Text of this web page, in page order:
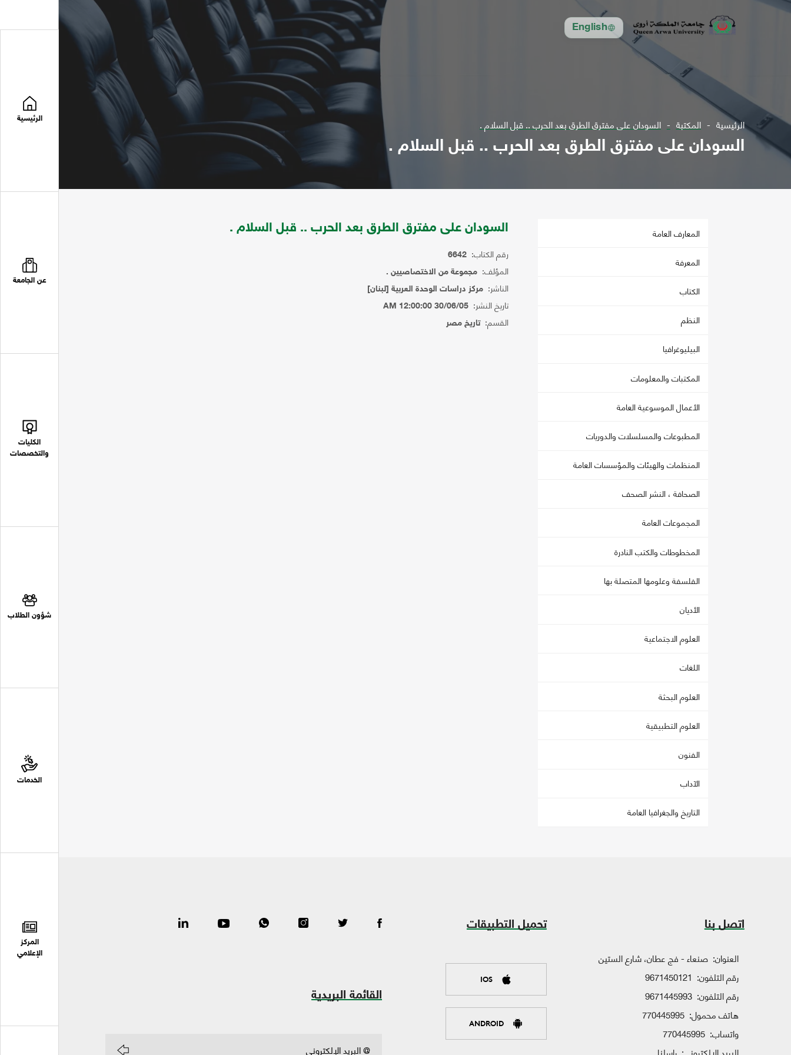
English
الرئيسية
عن الجامعة
الكليات
والتخصصات
شؤون الطلاب
الخدمات
المركز
الإعلامي
الرئيسية المكتبة السودان على مفترق الطرق بعد الحرب .. قبل السلام .
السودان على مفترق الطرق بعد الحرب .. قبل السلام .
المعارف العامة
المعرفة
الكتاب
النظم
البيليوغرافيا
المكتبات والمعلومات
الأعمال الموسوعية العامة
المطبوعات والمسلسلات والدوريات
المنظمات والهيئات والمؤسسات العامة
الصحافة ، النشر الصحف
المجموعات العامة
المخطوطات والكتب النادرة
الفلسفة وعلومها المتصلة بها
الأديان
العلوم الاجتماعية
اللغات
العلوم البحثة
العلوم التطبيقية
الفنون
الآداب
التاريخ والجغرافيا العامة
السودان على مفترق الطرق بعد الحرب .. قبل السلام .
رقم الكتاب: 6642
المؤلف: مجموعة من الاختصاصيين .
الناشر: مركز دراسات الوحدة العربية [لبنان]
تاريخ النشر: 30/06/05 12:00:00 AM
القسم:تاريخ مصر
اتصل بنا
العنوان: صنعاء - فج عطان، شارع الستين
رقم التلفون: 9671450121
رقم التلفون: 9671445993
هاتف محمول: 770445995
واتساب: 770445995
تحميل التطبيقات
IOS
ANDROID
القائمة البريدية